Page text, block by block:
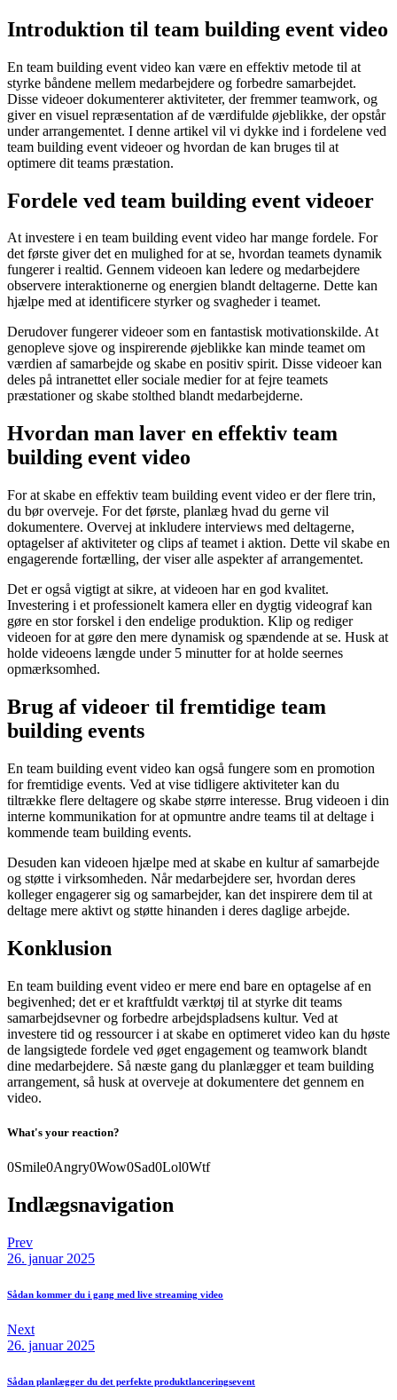
Introduktion til team building event video
En team building event video kan være en effektiv metode til at
styrke båndene mellem medarbejdere og forbedre samarbejdet.
Disse videoer dokumenterer aktiviteter, der fremmer teamwork, og
giver en visuel repræsentation af de værdifulde øjeblikke, der opstår
under arrangementet. I denne artikel vil vi dykke ind i fordelene ved
team building event videoer og hvordan de kan bruges til at
optimere dit teams præstation.
Fordele ved team building event videoer
At investere i en team building event video har mange fordele. For
det første giver det en mulighed for at se, hvordan teamets dynamik
fungerer i realtid. Gennem videoen kan ledere og medarbejdere
observere interaktionerne og energien blandt deltagerne. Dette kan
hjælpe med at identificere styrker og svagheder i teamet.
Derudover fungerer videoer som en fantastisk motivationskilde. At
genopleve sjove og inspirerende øjeblikke kan minde teamet om
værdien af samarbejde og skabe en positiv spirit. Disse videoer kan
deles på intranettet eller sociale medier for at fejre teamets
præstationer og skabe stolthed blandt medarbejderne.
Hvordan man laver en effektiv team
building event video
For at skabe en effektiv team building event video er der flere trin,
du bør overveje. For det første, planlæg hvad du gerne vil
dokumentere. Overvej at inkludere interviews med deltagerne,
optagelser af aktiviteter og clips af teamet i aktion. Dette vil skabe en
engagerende fortælling, der viser alle aspekter af arrangementet.
Det er også vigtigt at sikre, at videoen har en god kvalitet.
Investering i et professionelt kamera eller en dygtig videograf kan
gøre en stor forskel i den endelige produktion. Klip og rediger
videoen for at gøre den mere dynamisk og spændende at se. Husk at
holde videoens længde under 5 minutter for at holde seernes
opmærksomhed.
Brug af videoer til fremtidige team
building events
En team building event video kan også fungere som en promotion
for fremtidige events. Ved at vise tidligere aktiviteter kan du
tiltrække flere deltagere og skabe større interesse. Brug videoen i din
interne kommunikation for at opmuntre andre teams til at deltage i
kommende team building events.
Desuden kan videoen hjælpe med at skabe en kultur af samarbejde
og støtte i virksomheden. Når medarbejdere ser, hvordan deres
kolleger engagerer sig og samarbejder, kan det inspirere dem til at
deltage mere aktivt og støtte hinanden i deres daglige arbejde.
Konklusion
En team building event video er mere end bare en optagelse af en
begivenhed; det er et kraftfuldt værktøj til at styrke dit teams
samarbejdsevner og forbedre arbejdspladsens kultur. Ved at
investere tid og ressourcer i at skabe en optimeret video kan du høste
de langsigtede fordele ved øget engagement og teamwork blandt
dine medarbejdere. Så næste gang du planlægger et team building
arrangement, så husk at overveje at dokumentere det gennem en
video.
What's your reaction?
0Smile0Angry0Wow0Sad0Lol0Wtf
Indlægsnavigation
Prev
26. januar 2025
Sådan kommer du i gang med live streaming video
Next
26. januar 2025
Sådan planlægger du det perfekte produktlanceringsevent